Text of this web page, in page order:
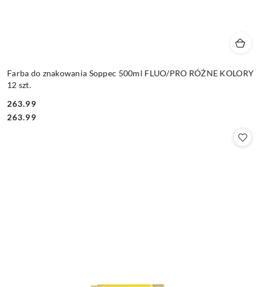
Farba do znakowania Soppec 500ml FLUO/PRO RÓŻNE KOLORY
12 szt.
Cena:
263.99
Cena:
263.99